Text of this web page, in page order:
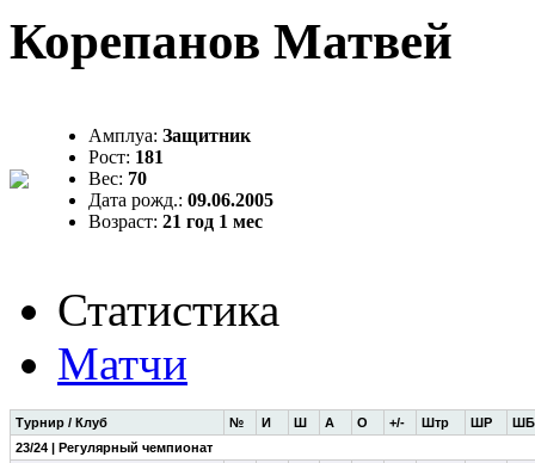
Корепанов Матвей
Амплуа: Защитник
Рост: 181
Вес: 70
Дата рожд.: 09.06.2005
Возраст: 21 год 1 мес
Статистика
Матчи
Турнир / Клуб № И Ш А О +/- Штр ШР ШБ
23/24 | Регулярный чемпионат